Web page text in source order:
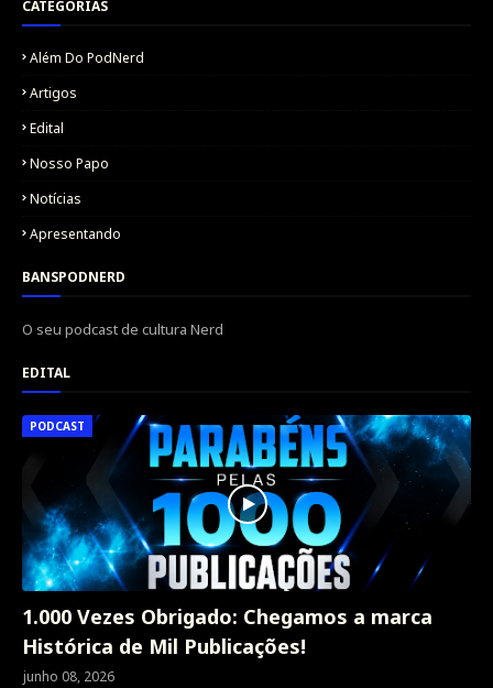
CATEGORIAS
Além Do PodNerd
Artigos
Edital
Nosso Papo
Notícias
Apresentando
BANSPODNERD
O seu podcast de cultura Nerd
EDITAL
PODCAST
1.000 Vezes Obrigado: Chegamos a marca
Histórica de Mil Publicações!
junho 08, 2026